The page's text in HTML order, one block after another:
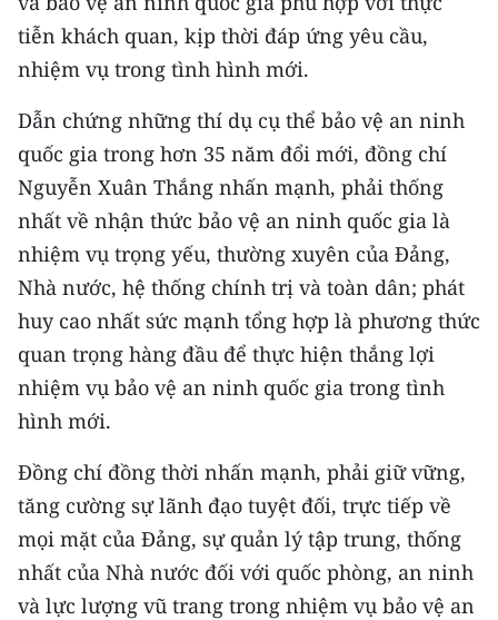
Media Khoa học - Công nghệ
Media Môi trường
Infographic
TIN MỚI
TIN ĐỊA PHƯƠNG
Trung du và miền núi phía Bắc
Đồng bằng sông Hồng
Bắc Trung Bộ
Duyên hải Nam Trung Bộ và Tây
Nguyên
Đông Nam Bộ
Đồng bằng sông Cửu Long
tiễn khách quan, kịp thời đáp ứng yêu cầu,
nhiệm vụ trong tình hình mới.
Dẫn chứng những thí dụ cụ thể bảo vệ an ninh
quốc gia trong hơn 35 năm đổi mới, đồng chí
Nguyễn Xuân Thắng nhấn mạnh, phải thống
nhất về nhận thức bảo vệ an ninh quốc gia là
nhiệm vụ trọng yếu, thường xuyên của Đảng,
Nhà nước, hệ thống chính trị và toàn dân; phát
huy cao nhất sức mạnh tổng hợp là phương thức
quan trọng hàng đầu để thực hiện thắng lợi
nhiệm vụ bảo vệ an ninh quốc gia trong tình
hình mới.
Đồng chí đồng thời nhấn mạnh, phải giữ vững,
tăng cường sự lãnh đạo tuyệt đối, trực tiếp về
mọi mặt của Đảng, sự quản lý tập trung, thống
nhất của Nhà nước đối với quốc phòng, an ninh
và lực lượng vũ trang trong nhiệm vụ bảo vệ an